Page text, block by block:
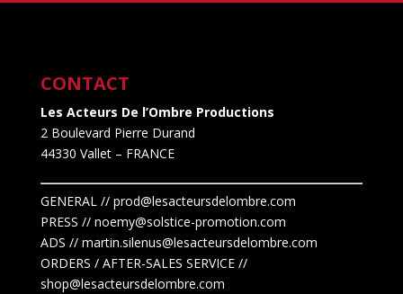
CONTACT
Les Acteurs De l’Ombre Productions
2 Boulevard Pierre Durand
44330 Vallet– FRANCE
GENERAL // prod@lesacteursdelombre.com
PRESS // noemy@solstice-promotion.com
ADS // martin.silenus@lesacteursdelombre.com
ORDERS / AFTER-SALES SERVICE //
shop@lesacteursdelombre.com